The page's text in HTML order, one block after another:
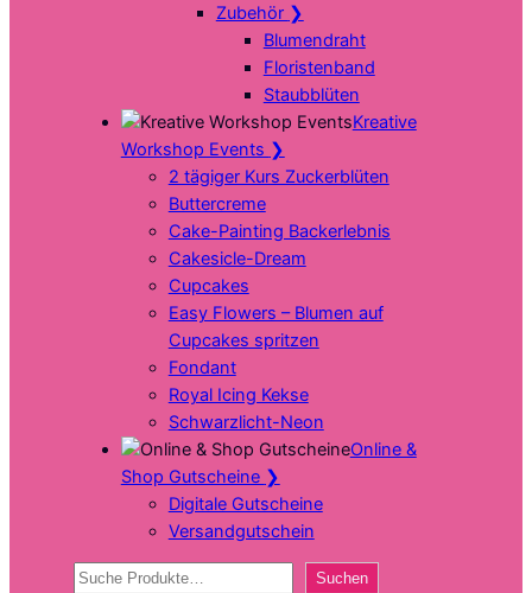
Zubehör ❯
Blumendraht
Floristenband
Staubblüten
Kreative
Workshop Events ❯
2 tägiger Kurs Zuckerblüten
Buttercreme
Cake-Painting Backerlebnis
Cakesicle-Dream
Cupcakes
Easy Flowers – Blumen auf
Cupcakes spritzen
Fondant
Royal Icing Kekse
Schwarzlicht-Neon
Online &
Shop Gutscheine ❯
Digitale Gutscheine
Versandgutschein
Suchen Suchen